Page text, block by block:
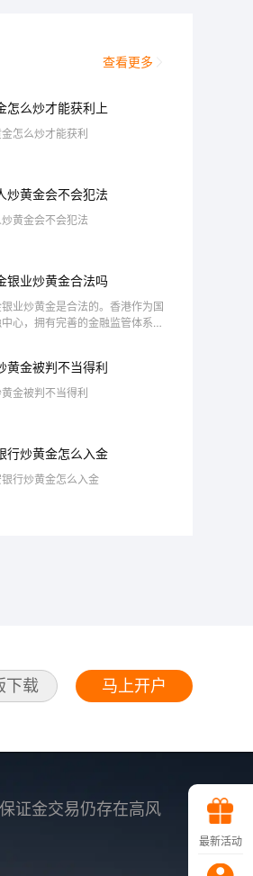
查看更多
怎么炒才能获利上
怎么炒才能获利
炒黄金会不会犯法
黄金会不会犯法
银业炒黄金合法吗
业炒黄金是合法的。香港作为国
中心，拥有完善的金融监管体系，
买卖，确保交易的透明与安全。
港的税制相对宽松，对黄金交易
资策略。
黄金被判不当得利
金被判不当得利
行炒黄金怎么入金
行炒黄金怎么入金
下载 马上开户
证金交易仍存在高风
最新活动